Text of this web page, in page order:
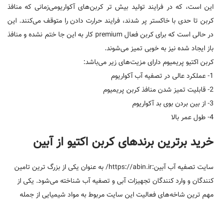
این است، که در فرایند تولید بیش تر کربن‌های آکواریومی‌زمانی که منافذ
کربن تا حدی با خاکستر پر شدند، فرایند حرارت دادن را متوقف می‌کنند. این
در حالی است که برای کربن فعال premium کار به این جا ختم نشده و منافذ
باز ایجاد شده نیز به خوبی تمیز می‌شوند.
کربن اکتیو پریمیوم دارای مزیت‌های زیر می‌باشد:
1- عملکرد عالی در تصفیه آب آکواریوم
2- قابلیت تمیز شدن منافذ کربن پریمیوم
3- از بین بردن بوی بد آکواریوم
4- طول عمر بالا
خرید برترین برندهای کربن اکتیو از آبین
سایت تصفیه آب آبین:https://abin.ir/ به عنوان یکی از بزرگ ترین تامین
کنندگان و وارد کنندگان تجهیزات آبی و تصفیه آب شناخته می‌شود. یکی از
مهم ترین شاخه‌های فعالیت این سایت مربوط به مواد شیمیایی از جمله